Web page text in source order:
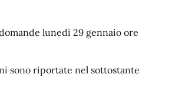
lunedì 29 gennaio ore
sono riportate nel sottostante